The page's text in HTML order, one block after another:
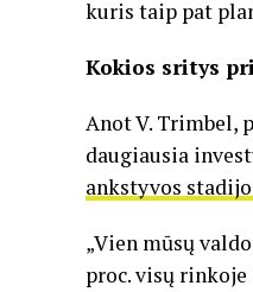
kuris taip pat
Kokios sritys
Anot V. Trimbel,
daugiausia
ankstyvos
„Vien mūsų
proc. visų rinkoje